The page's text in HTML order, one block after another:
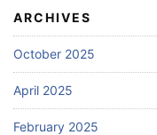
ARCHIVES
October 2025
April 2025
February 2025